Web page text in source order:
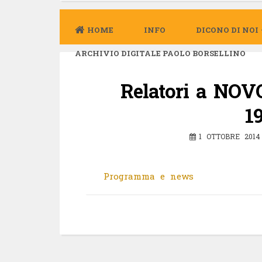
HOME INFO DICONO DI NOI
ARCHIVIO DIGITALE PAOLO BORSELLINO
Relatori a
1 OTTOBRE 2014
Programma e news